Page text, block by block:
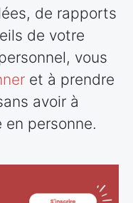
de rapports
de votre
vous
et à prendre
avoir à
personne.